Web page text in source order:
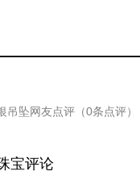
吊坠网友点评（0条点评）
宝评论